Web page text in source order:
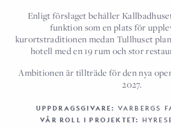
Enligt förslaget behåller
funktion som en plats för
kurortstraditionen medan Tullhuset
hotell med en 19 rum och stor
Ambitionen är tillträde för den nya
2027.
UPPDRAGSGIVARE: VARBERGS
VÅR ROLL I PROJEKTET: